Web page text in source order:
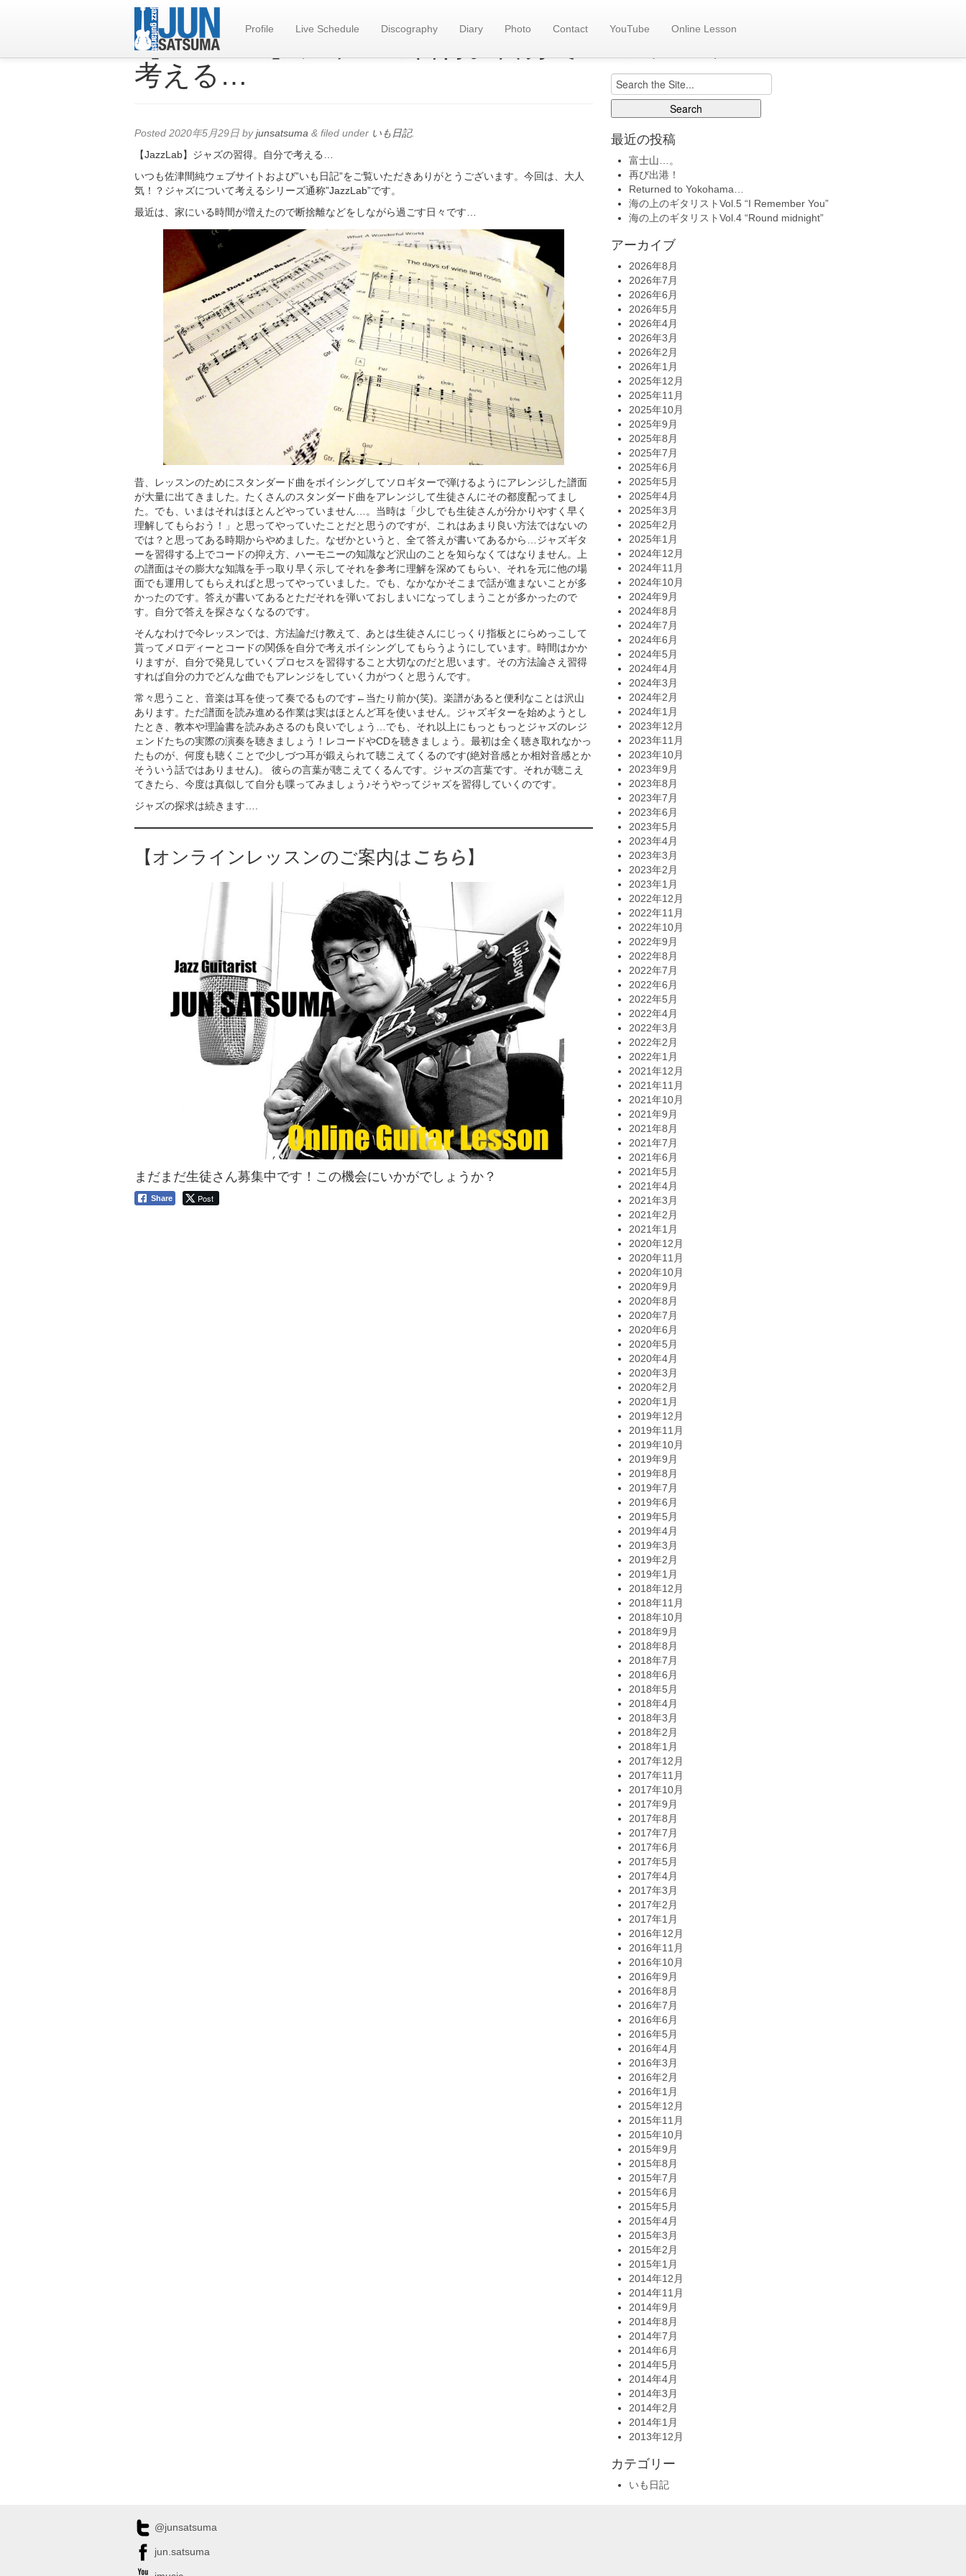
Profile Live Schedule Discography Diary Photo Contact YouTube Online Lesson
【JazzLab】ジャズの習得。自分で
考える…
Posted 2020年5月29日 byjunsatsuma & filed under いも日記.
【JazzLab】ジャズの習得。自分で考える…
いつも佐津間純ウェブサイトおよび”いも日記”をご覧いただきありがとうございます。今回は、大人
気！？ジャズについて考えるシリーズ通称”JazzLab”です。
最近は、家にいる時間が増えたので断捨離などをしながら過ごす日々です…
昔、レッスンのためにスタンダード曲をボイシングしてソロギターで弾けるようにアレンジした譜面
が大量に出てきました。たくさんのスタンダード曲をアレンジして生徒さんにその都度配ってまし
た。でも、いまはそれはほとんどやっていません…。当時は「少しでも生徒さんが分かりやすく早く
理解してもらおう！」と思ってやっていたことだと思うのですが、これはあまり良い方法ではないの
では？と思ってある時期からやめました。なぜかというと、全て答えが書いてあるから…ジャズギタ
ーを習得する上でコードの抑え方、ハーモニーの知識など沢山のことを知らなくてはなりません。上
の譜面はその膨大な知識を手っ取り早く示してそれを参考に理解を深めてもらい、それを元に他の場
面でも運用してもらえればと思ってやっていました。でも、なかなかそこまで話が進まないことが多
かったのです。答えが書いてあるとただそれを弾いておしまいになってしまうことが多かったので
す。自分で答えを探さなくなるのです。
そんなわけで今レッスンでは、方法論だけ教えて、あとは生徒さんにじっくり指板とにらめっこして
貰ってメロディーとコードの関係を自分で考えボイシングしてもらうようにしています。時間はかか
りますが、自分で発見していくプロセスを習得すること大切なのだと思います。その方法論さえ習得
すれば自分の力でどんな曲でもアレンジをしていく力がつくと思うんです。
常々思うこと、音楽は耳を使って奏でるものです←当たり前か(笑)。楽譜があると便利なことは沢山
あります。ただ譜面を読み進める作業は実はほとんど耳を使いません。ジャズギターを始めようとし
たとき、教本や理論書を読みあさるのも良いでしょう…でも、それ以上にもっともっとジャズのレジ
ェンドたちの実際の演奏を聴きましょう！レコードやCDを聴きましょう。最初は全く聴き取れなかっ
たものが、何度も聴くことで少しづつ耳が鍛えられて聴こえてくるのです(絶対音感とか相対音感とか
そういう話ではありません)。 彼らの言葉が聴こえてくるんです。ジャズの言葉です。それが聴こえ
てきたら、今度は真似して自分も喋ってみましょう♪そうやってジャズを習得していくのです。
ジャズの探求は続きます….
【オンラインレッスンのご案内は こちら 】
まだまだ生徒さん募集中です！この機会にいかがでしょうか？
Share Post
旧いも日記へ
Search
for:
最近の投稿
富士山…。
再び出港！
Returned to Yokohama…
海の上のギタリストVol.5 “I Remember You”
海の上のギタリストVol.4 “Round midnight”
アーカイブ
2026年8月
2026年7月
2026年6月
2026年5月
2026年4月
2026年3月
2026年2月
2026年1月
2025年12月
2025年11月
2025年10月
2025年9月
2025年8月
2025年7月
2025年6月
2025年5月
2025年4月
2025年3月
2025年2月
2025年1月
2024年12月
2024年11月
2024年10月
2024年9月
2024年8月
2024年7月
2024年6月
2024年5月
2024年4月
2024年3月
2024年2月
2024年1月
2023年12月
2023年11月
2023年10月
2023年9月
2023年8月
2023年7月
2023年6月
2023年5月
2023年4月
2023年3月
2023年2月
2023年1月
2022年12月
2022年11月
2022年10月
2022年9月
2022年8月
2022年7月
2022年6月
2022年5月
2022年4月
2022年3月
2022年2月
2022年1月
2021年12月
2021年11月
2021年10月
2021年9月
2021年8月
2021年7月
2021年6月
2021年5月
2021年4月
2021年3月
2021年2月
2021年1月
2020年12月
2020年11月
2020年10月
2020年9月
2020年8月
2020年7月
2020年6月
2020年5月
2020年4月
2020年3月
2020年2月
2020年1月
2019年12月
2019年11月
2019年10月
2019年9月
2019年8月
2019年7月
2019年6月
2019年5月
2019年4月
2019年3月
2019年2月
2019年1月
2018年12月
2018年11月
2018年10月
2018年9月
2018年8月
2018年7月
2018年6月
2018年5月
2018年4月
2018年3月
2018年2月
2018年1月
2017年12月
2017年11月
2017年10月
2017年9月
2017年8月
2017年7月
2017年6月
2017年5月
2017年4月
2017年3月
2017年2月
2017年1月
2016年12月
2016年11月
2016年10月
2016年9月
2016年8月
2016年7月
2016年6月
2016年5月
2016年4月
2016年3月
2016年2月
2016年1月
2015年12月
2015年11月
2015年10月
2015年9月
2015年8月
2015年7月
2015年6月
2015年5月
2015年4月
2015年3月
2015年2月
2015年1月
2014年12月
2014年11月
2014年9月
2014年8月
2014年7月
2014年6月
2014年5月
2014年4月
2014年3月
2014年2月
2014年1月
2013年12月
カテゴリー
いも日記
@junsatsuma
jun.satsuma